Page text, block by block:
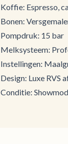
Koffie: Espresso,
Bonen:
Pompdruk: 15 bar
Melksysteem:
Instellingen:
Design: Luxe RVS
Conditie: